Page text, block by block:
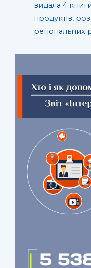
видала 4
продуктів,
регіональних